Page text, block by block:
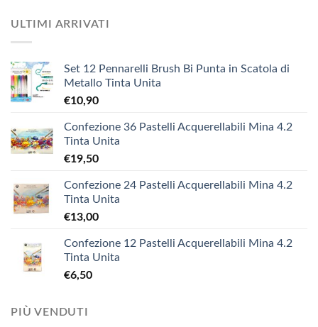
ULTIMI ARRIVATI
Set 12 Pennarelli Brush Bi Punta in Scatola di
Metallo Tinta Unita
€10,90
Confezione 36 Pastelli Acquerellabili Mina 4.2
Tinta Unita
€19,50
Confezione 24 Pastelli Acquerellabili Mina 4.2
Tinta Unita
€13,00
Confezione 12 Pastelli Acquerellabili Mina 4.2
Tinta Unita
€6,50
PIÙ VENDUTI